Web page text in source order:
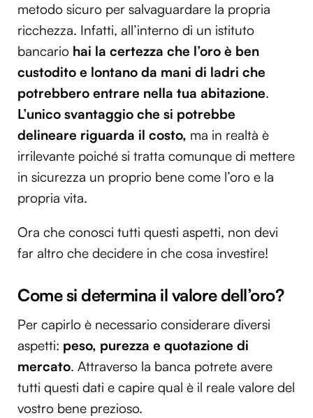
metodo sicuro per salvaguardare la propria
ricchezza. Infatti, all’interno di un istituto
bancario hai la certezza che l’oro è ben
custodito e lontano da mani di ladri che
potrebbero entrare nella tua abitazione.
L’unico svantaggio che si potrebbe
delineare riguarda il costo, ma in realtà è
irrilevante poiché si tratta comunque di mettere
in sicurezza un proprio bene come l’oro e la
propria vita.
Ora che conosci tutti questi aspetti, non devi
far altro che decidere in che cosa investire!
Come si determina il valore dell’oro?
Per capirlo è necessario considerare diversi
aspetti: peso, purezza e quotazione di
mercato. Attraverso la banca potrete avere
tutti questi dati e capire qual è il reale valore del
vostro bene prezioso.